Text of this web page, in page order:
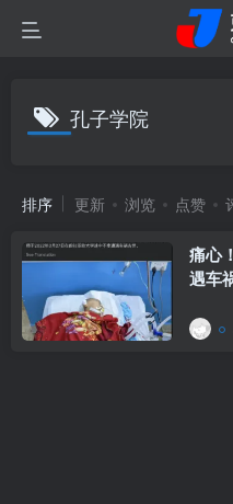
孔子学院
排序 更新 浏览 点赞
痛心
遇车